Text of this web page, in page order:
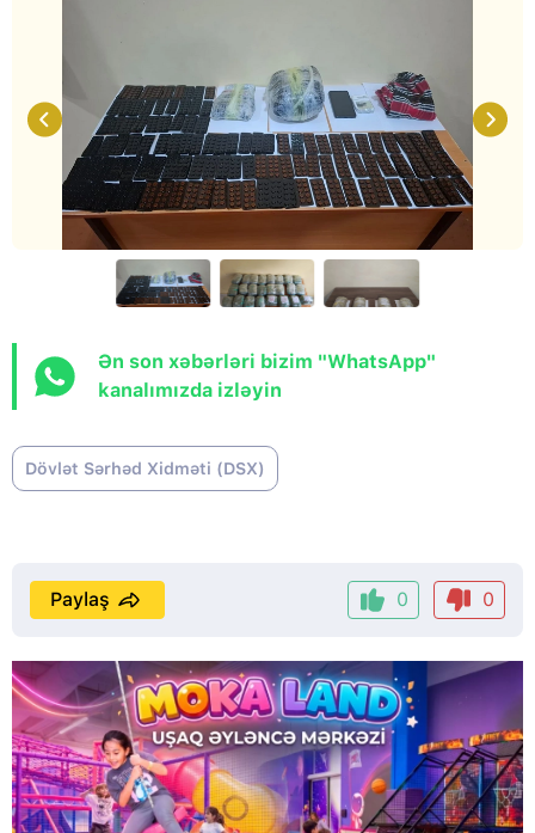
Ən son xəbərləri bizim "WhatsApp"
kanalımızda izləyin
Dövlət Sərhəd Xidməti (DSX)
0 0
Paylaş